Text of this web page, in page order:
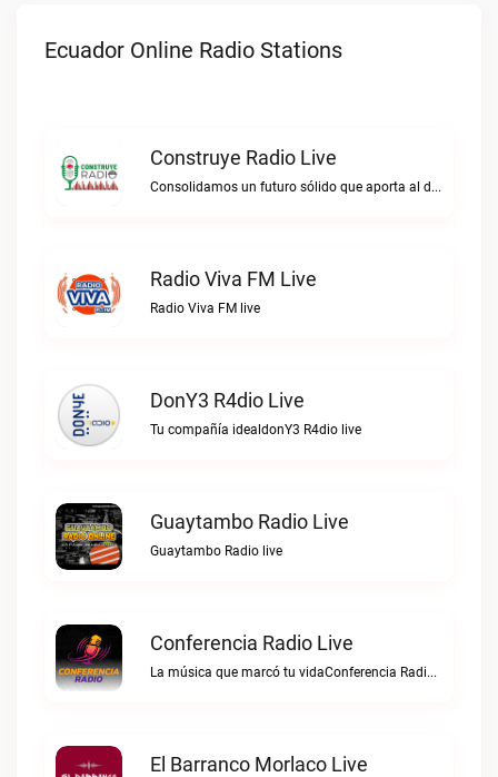
Ecuador Online Radio Stations
Construye Radio Live
Consolidamos un futuro sólido que aporta al desarrollo.Construye Radio live
Radio Viva FM Live
Radio Viva FM live
DonY3 R4dio Live
Tu compañía idealdonY3 R4dio live
Guaytambo Radio Live
Guaytambo Radio live
Conferencia Radio Live
La música que marcó tu vidaConferencia Radio live
El Barranco Morlaco Live